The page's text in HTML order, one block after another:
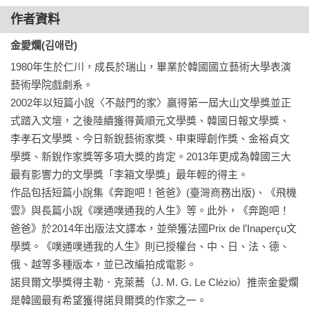
——(文化研究者、《他人即地獄》作者)陳慶德
「情感濃如夕霞，文字清若晨露，舉重若輕地托出社會輪廓，
這是一本會與所有人產生共鳴的書。」
——(作家)彭紹宇
「金愛爛筆下這些哀樂悲喜，雖然是韓國現今年輕世代的故
事，也映照出台灣窮忙一族的處境，以及對人事物深刻的理解
與關懷。」
——楊宗翰（淡江中文系副教授）
作者資料
金愛爛(김애란)
1980年生於仁川，成長於瑞山，畢業於韓國國立藝術大學表演
藝術學院戲劇系。
2002年以短篇小說〈不敲門的家〉贏得第一屆大山文學獎並正
式踏入文壇，之後陸續獲得黃順元文學獎、韓國日報文學獎、
李孝石文學獎、今日新銳藝術家獎、申東曄創作獎、金裕貞文
學獎、新銳作家獎等多項大獎的肯定。2013年更成為韓國三大
最有影響力的文學獎「李箱文學獎」最年輕的得主。
作品包括短篇小說集《奔跑吧！爸爸》(臺灣商務出版)、《飛機
雲》與長篇小說《噗通噗通我的人生》等。此外，《奔跑吧！
爸爸》於2014年出版法文譯本，並榮獲法國Prix de l’Inaperçu文
學獎。《噗通噗通我的人生》則已授權台、中、日、法、德、
俄、越等多種版本，並已改編拍成電影。
諾貝爾文學獎得主勒．克萊蕎（J. M. G. Le Clézio）推崇金愛爛
是韓國最有希望獲得諾貝爾獎的作家之一。